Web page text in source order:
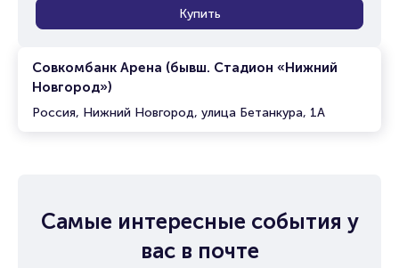
Совкомбанк Арена (бывш. Стадион «Нижний
Новгород»)
Россия, Нижний Новгород, улица Бетанкура, 1А
Купить
Самые интересные события у
вас в почте